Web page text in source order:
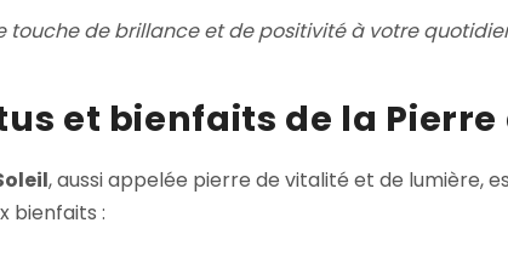
touche de brillance et de positivité à votre
et bienfaits de la Pierre
, aussi appelée pierre de vitalité et de lumière,
bienfaits :